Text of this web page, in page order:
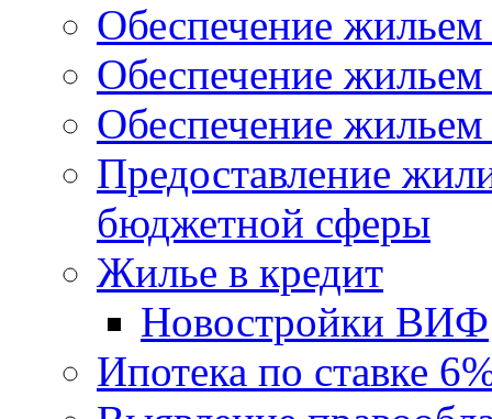
Обеспечение
Обеспечение
Обеспечение жильем
Предоставление
бюджетной сферы
Жилье в кредит
Новостройки ВИФ
Ипотека по ставке